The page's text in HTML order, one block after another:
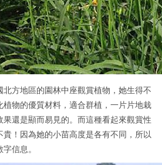
方地區的園林中座觀賞植物，她生得不
物的優質材料，適合群植，一片片地栽
還是顯而易見的。而這種看起來觀賞性
！因為她的小苗高度是各有不同，所以
信息。